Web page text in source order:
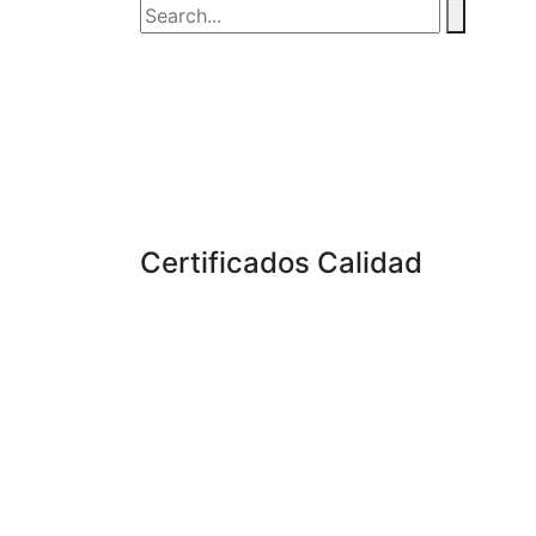
Certificados Calidad